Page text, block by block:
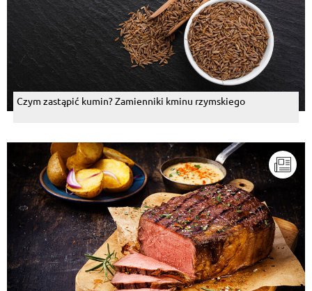
Czym zastąpić kumin? Zamienniki kminu rzymskiego